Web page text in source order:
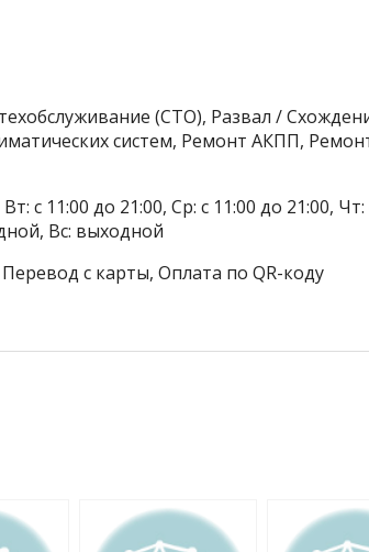
(СТО), Развал /
систем, Ремонт АКПП,
с 11:00 до 21:00, Ср: с 11:00 до 21:00, Чт:
Вс: выходной
с карты, Оплата по QR-коду